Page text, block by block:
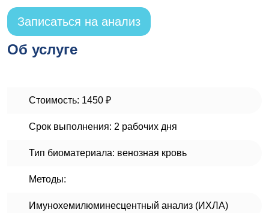
Записаться на анализ
Об услуге
Стоимость: 1450 ₽
Срок выполнения: 2 рабочих дня
Тип биоматериала: венозная кровь
Методы:
Имунохемилюминесцентный анализ (ИХЛА)